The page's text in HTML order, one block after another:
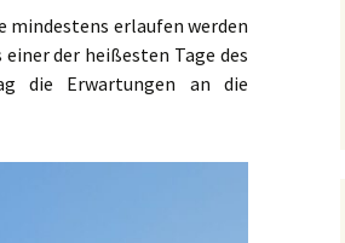
mindestens erlaufen werden
der heißesten Tage des
die Erwartungen an die